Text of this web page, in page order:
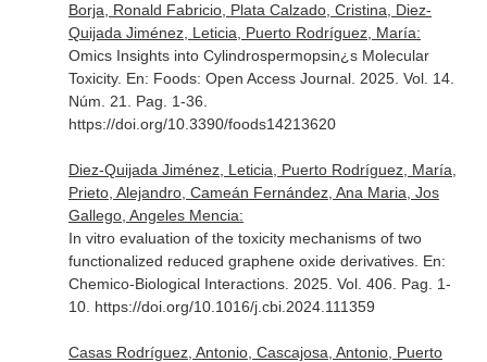
Borja, Ronald Fabricio, Plata Calzado, Cristina, Diez-
Quijada Jiménez, Leticia, Puerto Rodríguez, María:
Omics Insights into Cylindrospermopsin¿s Molecular
Toxicity. En: Foods: Open Access Journal. 2025. Vol. 14.
Núm. 21. Pag. 1-36.
https://doi.org/10.3390/foods14213620
Diez-Quijada Jiménez, Leticia, Puerto Rodríguez, María,
Prieto, Alejandro, Cameán Fernández, Ana Maria, Jos
Gallego, Angeles Mencia:
In vitro evaluation of the toxicity mechanisms of two
functionalized reduced graphene oxide derivatives. En:
Chemico-Biological Interactions. 2025. Vol. 406. Pag. 1-
10. https://doi.org/10.1016/j.cbi.2024.111359
Casas Rodríguez, Antonio, Cascajosa, Antonio, Puerto